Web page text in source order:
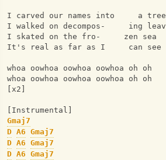
I carved our names into     a tree
I walked on decompos-     ing
I skated on the fro-     zen sea
It's real as far as I     can see
whoa oowhoa oowhoa oowhoa oh oh
whoa oowhoa oowhoa oowhoa oh
[x2]
[Instrumental]
Gmaj7
D A6 Gmaj7
D A6 Gmaj7
D A6 Gmaj7